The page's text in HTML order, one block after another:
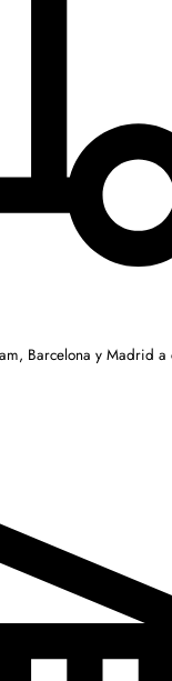
Barcelona y Madrid a